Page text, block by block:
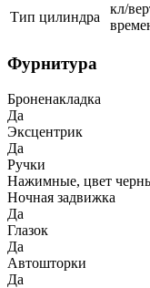
Тип цилиндра
кл/
Фурнитура
Броненакладка
Да
Эксцентрик
Да
Ручки
Нажимные, цвет
Ночная задвижка
Да
Глазок
Да
Автошторки
Да